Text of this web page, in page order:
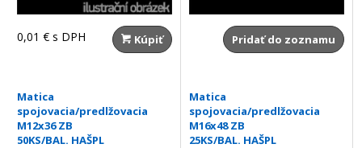
0,01 €s DPH Kúpiť Pridať do zoznamu
Matica
spojovacia/predlžovacia
M12x36 ZB
50KS/BAL. HAŠPL
Matica
spojovacia/predlžovacia
M16x48 ZB
25KS/BAL. HAŠPL